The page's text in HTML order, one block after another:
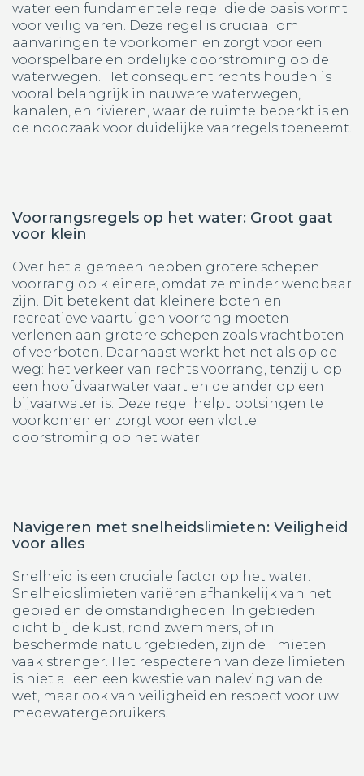
water een fundamentele regel die de basis vormt
voor veilig varen. Deze regel is cruciaal om
aanvaringen te voorkomen en zorgt voor een
voorspelbare en ordelijke doorstroming op de
waterwegen. Het consequent rechts houden is
vooral belangrijk in nauwere waterwegen,
kanalen, en rivieren, waar de ruimte beperkt is en
de noodzaak voor duidelijke vaarregels toeneemt.
Voorrangsregels op het water: Groot gaat
voor klein
Over het algemeen hebben grotere schepen
voorrang op kleinere, omdat ze minder wendbaar
zijn. Dit betekent dat kleinere boten en
recreatieve vaartuigen voorrang moeten
verlenen aan grotere schepen zoals vrachtboten
of veerboten. Daarnaast werkt het net als op de
weg: het verkeer van rechts voorrang, tenzij u op
een hoofdvaarwater vaart en de ander op een
bijvaarwater is. Deze regel helpt botsingen te
voorkomen en zorgt voor een vlotte
doorstroming op het water.
Navigeren met snelheidslimieten: Veiligheid
voor alles
Snelheid is een cruciale factor op het water.
Snelheidslimieten variëren afhankelijk van het
gebied en de omstandigheden. In gebieden
dicht bij de kust, rond zwemmers, of in
beschermde natuurgebieden, zijn de limieten
vaak strenger. Het respecteren van deze limieten
is niet alleen een kwestie van naleving van de
wet, maar ook van veiligheid en respect voor uw
medewatergebruikers.